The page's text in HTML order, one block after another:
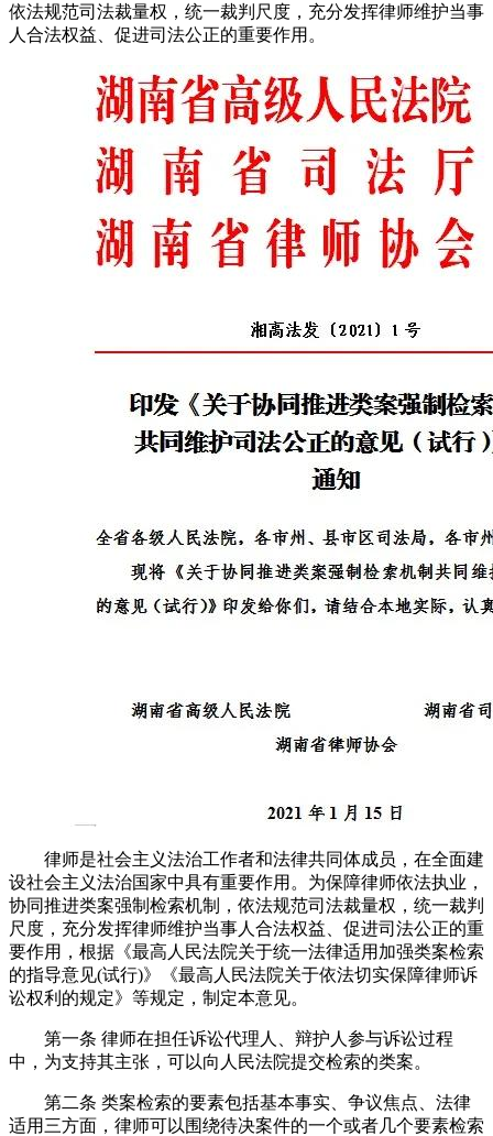
依法规范司法裁量权，统一裁判尺度，充分发挥律师维护当事
人合法权益、促进司法公正的重要作用。
律师是社会主义法治工作者和法律共同体成员，在全面建
设社会主义法治国家中具有重要作用。为保障律师依法执业，
协同推进类案强制检索机制，依法规范司法裁量权，统一裁判
尺度，充分发挥律师维护当事人合法权益、促进司法公正的重
要作用，根据《最高人民法院关于统一法律适用加强类案检索
的指导意见(试行)》《最高人民法院关于依法切实保障律师诉
讼权利的规定》等规定，制定本意见。
第一条 律师在担任诉讼代理人、辩护人参与诉讼过程
中，为支持其主张，可以向人民法院提交检索的类案。
第二条 类案检索的要素包括基本事实、争议焦点、法律
适用三方面，律师可以围绕待决案件的一个或者几个要素检索